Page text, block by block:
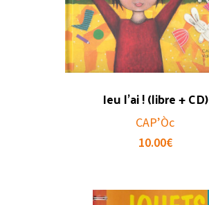
Ieu l’ai ! (libre + CD)
CAP’Òc
10.00€